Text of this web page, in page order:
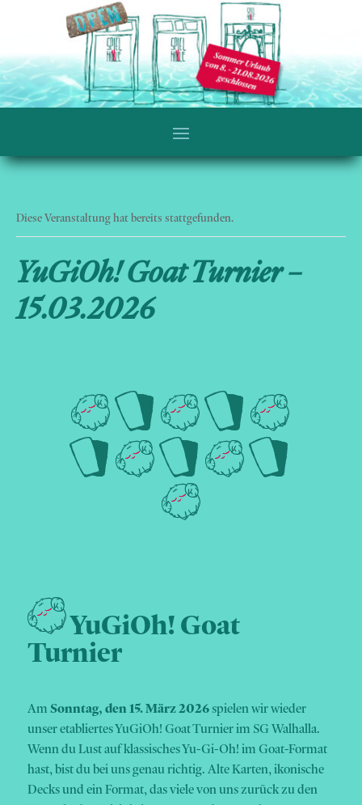
Diese Veranstaltung hat bereits stattgefunden.
YuGiOh! Goat Turnier –
15.03.2026
YuGiOh! Goat
Turnier
AmSonntag, den 15. März 2026spielen wir wieder
unser etabliertes YuGiOh! Goat Turnier im SG Walhalla.
Wenn du Lust auf klassisches Yu-Gi-Oh! im Goat-Format
hast, bist du bei uns genau richtig. Alte Karten, ikonische
Decks und ein Format, das viele von uns zurück zu den